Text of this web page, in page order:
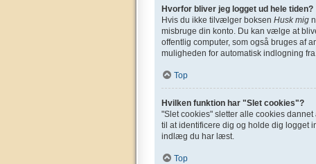
Hvorfor bliver jeg logget ud hele tiden?
Hvis du ikke tilvælger boksen Husk mig
misbruge din konto. Du kan vælge at
offentlig computer, som også bruges af
muligheden for automatisk indlogning fra.
Top
Hvilken funktion har "Slet cookies"?
"Slet cookies" sletter alle cookies
til at identificere dig og holde dig logget
indlæg du har læst.
Top